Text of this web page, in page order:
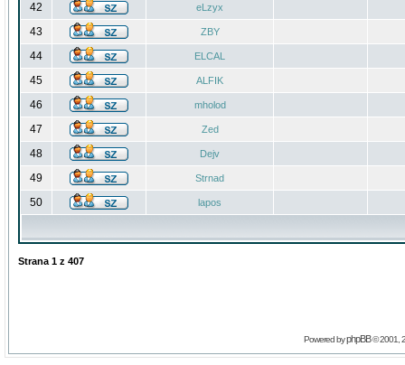
42 eLzyx
43 ZBY
44 ELCAL
45 ALFIK
46 mholod
47 Zed
48 Dejv
49 Strnad
50 lapos
Strana 1 z 407
Powered byphpBB© 2001,